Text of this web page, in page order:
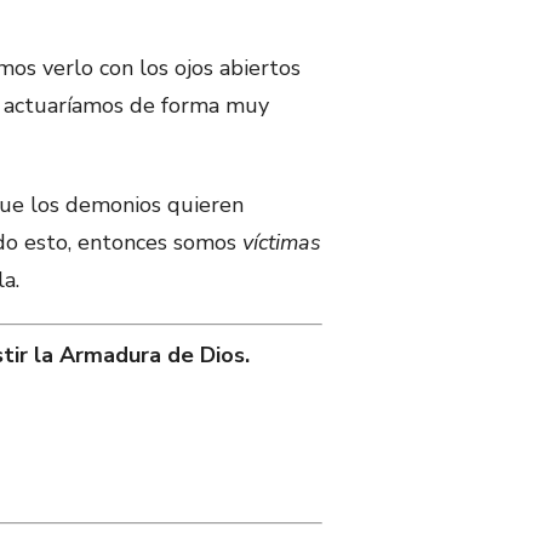
verlo con los ojos abiertos
de forma muy
los demonios quieren
esto, entonces somos víctimas
la Armadura de Dios.